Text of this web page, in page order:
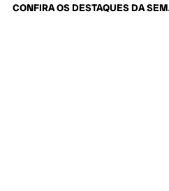
CONFIRA OS DESTAQUES DA